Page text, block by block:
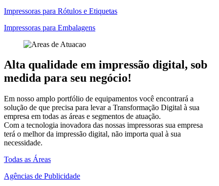
Impressoras para Rótulos e Etiquetas
Impressoras para Embalagens
Alta qualidade em impressão digital, sob
medida para seu negócio!
Em nosso amplo portfólio de equipamentos você encontrará a
solução de que precisa para levar a Transformação Digital à sua
empresa em todas as áreas e segmentos de atuação.
Com a tecnologia inovadora das nossas impressoras sua empresa
terá o melhor da impressão digital, não importa qual à sua
necessidade.
Todas as Áreas
Agências de Publicidade